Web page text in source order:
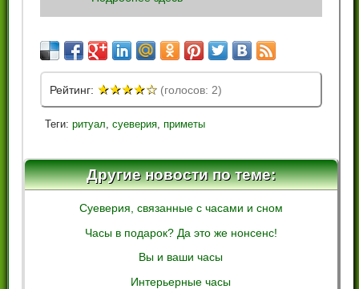
Рейтинг: ★★★★☆(голосов: 2)
Теги:ритуал,суеверия,приметы
Другие новости по теме:
Суеверия, связанные с часами и сном
Часы в подарок? Да это же нонсенс!
Вы и ваши часы
Интерьерные часы